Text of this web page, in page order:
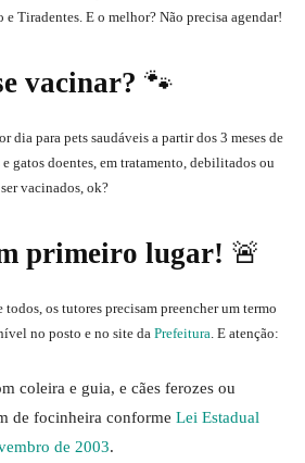
Tiradentes. E o melhor? Não precisa agendar!
vacinar? 🐾
dia para pets saudáveis a partir dos 3 meses de
gatos doentes, em tratamento, debilitados ou
vacinados, ok?
primeiro lugar! 🚨
todos, os tutores precisam preencher um termo
no posto e no site da Prefeitura . E atenção:
coleira e guia, e cães ferozes ou
de focinheira conforme Lei Estadual
de 2003.